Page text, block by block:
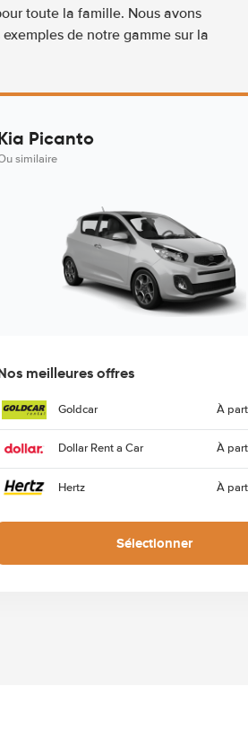
toute la famille. Nous avons
de notre gamme sur la
Picanto
similaire
meilleures offres
Goldcar À
Dollar Rent a Car À
Hertz À
Sélectionner